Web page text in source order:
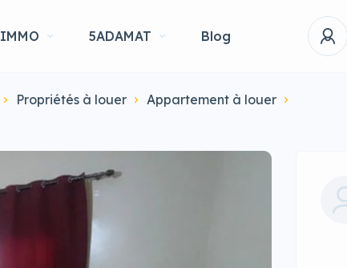
IMMO 5ADAMAT Blog
Propriétés à louer
Appartement à louer